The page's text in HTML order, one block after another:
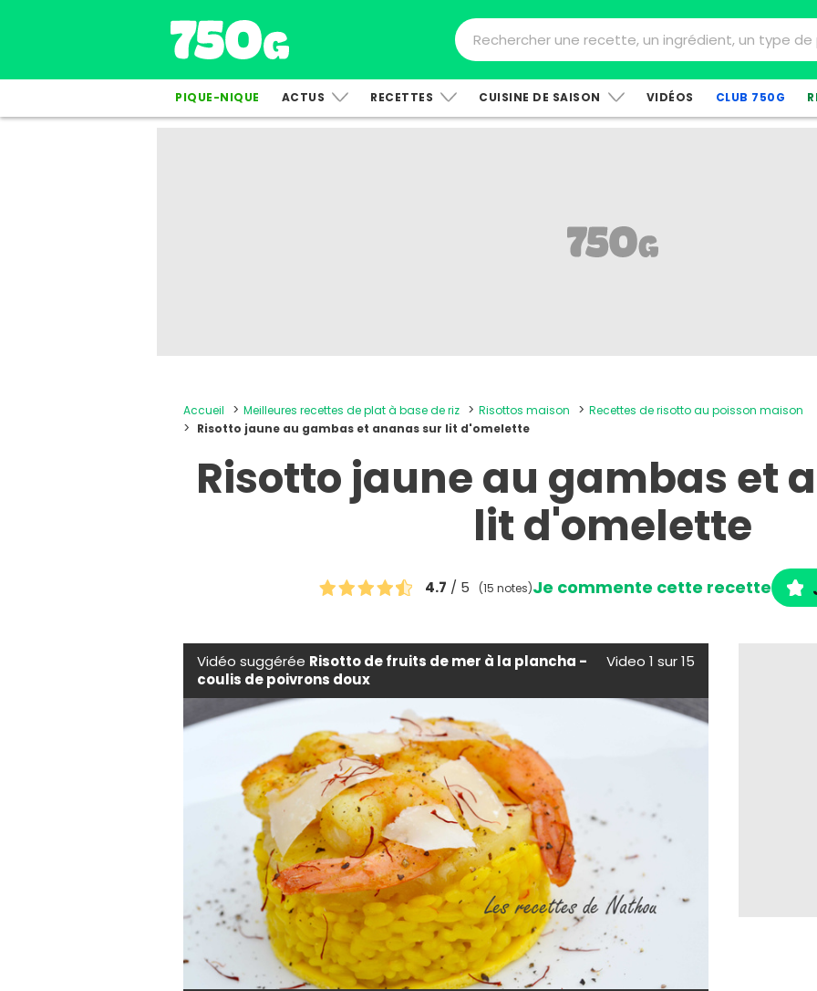
PIQUE-NIQUE ACTUS RECETTES CUISINE DE SAISON VIDÉOS CLUB 750G
Accueil Meilleures recettes de plat à base de riz Risottos maison
Recettes de risotto au poisson maison
Risotto jaune au gambas et ananas sur lit d'omelette
Risotto jaune au gambas et
lit d'omelette
4.7 / 5 (15 notes)Je commente cette recette
Vidéo suggérée Risotto de fruits de mer à la plancha -
coulis de poivrons doux
Video 1 sur 15